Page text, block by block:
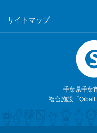
サイトマップ
千葉県千葉
複合施設「